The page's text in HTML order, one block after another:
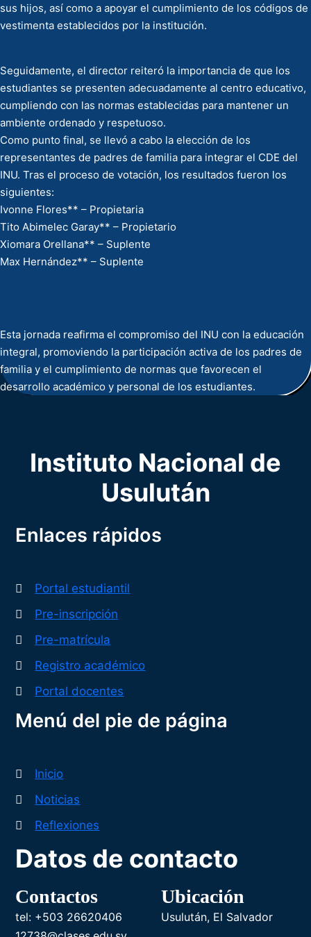
sus hijos, así como a apoyar el cumplimiento de los códigos de
vestimenta establecidos por la institución.
Seguidamente, el director reiteró la importancia de que los
estudiantes se presenten adecuadamente al centro educativo,
cumpliendo con las normas establecidas para mantener un
ambiente ordenado y respetuoso.
Como punto final, se llevó a cabo la elección de los
representantes de padres de familia para integrar el CDE del
INU. Tras el proceso de votación, los resultados fueron los
siguientes:
Ivonne Flores** – Propietaria
Tito Abimelec Garay** – Propietario
Xiomara Orellana** – Suplente
Max Hernández** – Suplente
Esta jornada reafirma el compromiso del INU con la educación
integral, promoviendo la participación activa de los padres de
familia y el cumplimiento de normas que favorecen el
desarrollo académico y personal de los estudiantes.
Instituto Nacional de
Usulután
Enlaces rápidos
Portal estudiantil
Pre-inscripción
Pre-matrícula
Registro académico
Portal docentes
Menú del pie de página
Inicio
Noticias
Reflexiones
Datos de contacto
Contactos
tel: +503 26620406
Ubicación
Usulután, El Salvador